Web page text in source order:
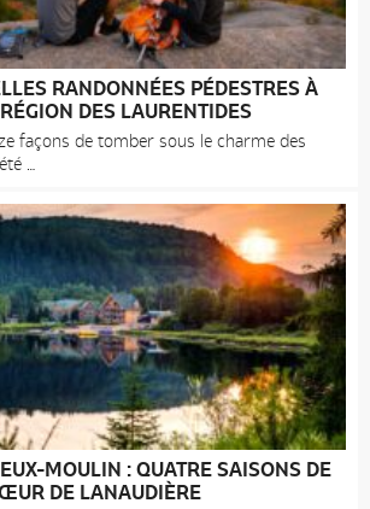
RANDONNÉES PÉDESTRES À
DES LAURENTIDES
façons de tomber sous le charme des
MOULIN : QUATRE SAISONS DE
DE LANAUDIÈRE